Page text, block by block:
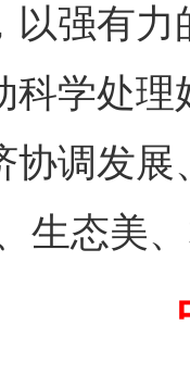
以强有
学处理
协调发
生态美
一纸欠